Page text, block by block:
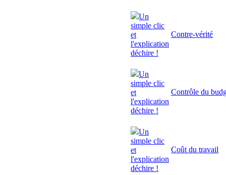
Un
simple clic
et
l'explication
déchire !
Contre-vérité
Un
simple clic
et
l'explication
déchire !
Contrôle du
Un
simple clic
et
l'explication
déchire !
Coût du travail